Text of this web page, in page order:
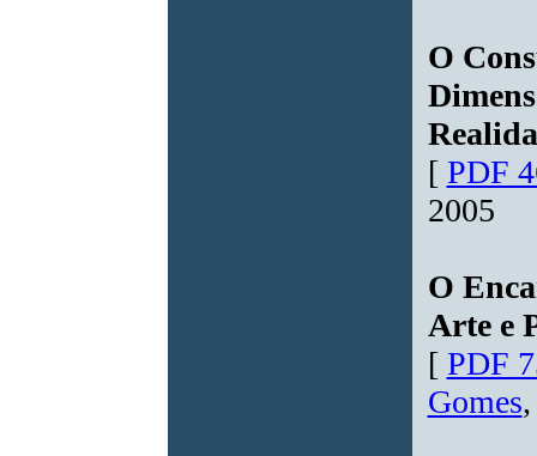
O
[ PDF
2005
O
Arte e
[ PDF
Gomes